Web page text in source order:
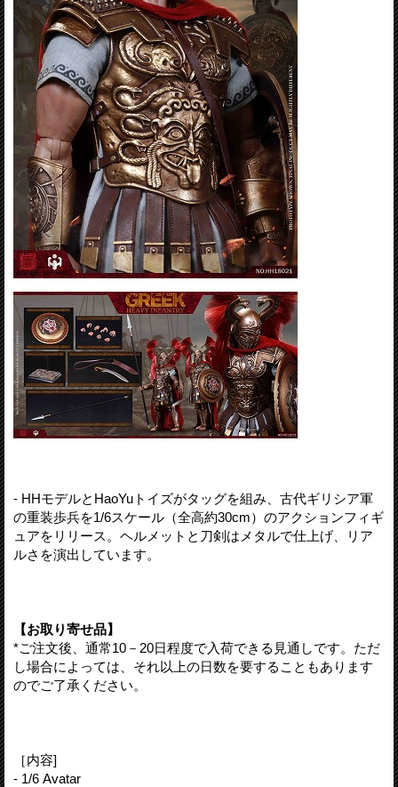
- HHモデルとHaoYuトイズがタッグを組み、古代ギリシア軍
の重装歩兵を1/6スケール（全高約30cm）のアクションフィギ
ュアをリリース。ヘルメットと刀剣はメタルで仕上げ、リア
ルさを演出しています。
【お取り寄せ品】
*ご注文後、通常10－20日程度で入荷できる見通しです。ただ
し場合によっては、それ以上の日数を要することもあります
のでご了承ください。
［内容]
- 1/6 Avatar